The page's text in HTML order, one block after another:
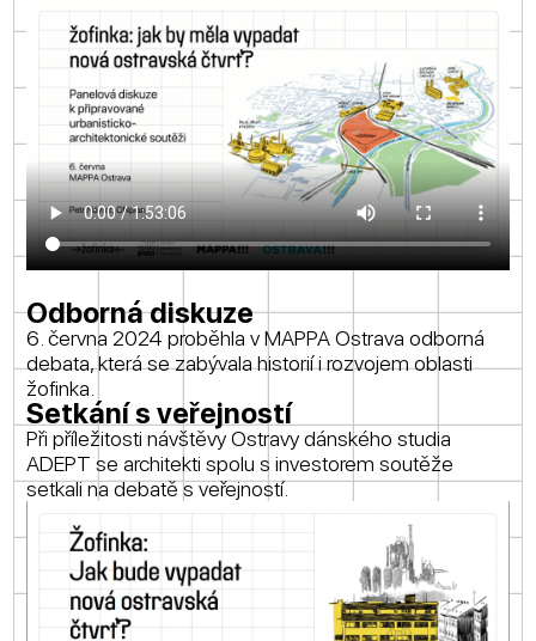
Odborná diskuze
6. června 2024 proběhla v MAPPA Ostrava odborná
debata, která se zabývala historií i rozvojem oblasti
žofinka.
Setkání s veřejností
Při příležitosti návštěvy Ostravy dánského studia
ADEPT se architekti spolu s investorem soutěže
setkali na debatě s veřejností.